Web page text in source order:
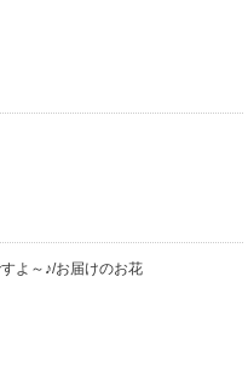
よ～♪/お届けのお花